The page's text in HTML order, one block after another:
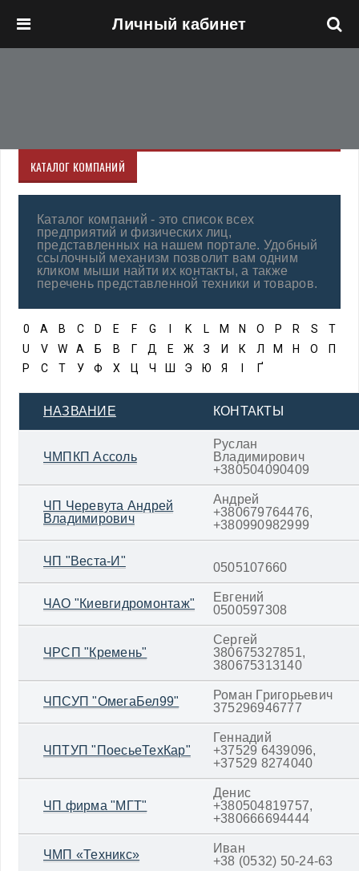
Личный кабинет
КАТАЛОГ КОМПАНИЙ
Каталог компаний - это список всех
предприятий и физических лиц,
представленных на нашем портале. Удобный
ссылочный механизм позволит вам одним
кликом мыши найти их контакты, а также
перечень представленной техники и товаров.
0 A B C D E F G K L M N O P R S
T
U
V W А Б В Г Д Е Ж З И К Л М Н О
П
Р
С Т У Ф Х Ц Ч Ш Э Ю Я Ґ
НАЗВАНИЕ КОНТАКТЫ
ЧМПКП Ассоль
Руслан
Владимирович
+380504090409
ЧП Черевута Андрей
Владимирович
Андрей
+380679764476,
+380990982999
ЧП "Веста-И" 0505107660
ЧАО "Киевгидромонтаж"
Евгений
0500597308
ЧРСП "Кремень"
Сергей
380675327851,
380675313140
ЧПСУП "ОмегаБел99"
Роман Григорьевич
375296946777
ЧПТУП "ПоесьеТехКар"
Геннадий
+37529 6439096,
+37529 8274040
ЧП фирма "МГТ"
Денис
+380504819757,
+380666694444
ЧМП «Техникс»
Иван
+38 (0532) 50-24-63